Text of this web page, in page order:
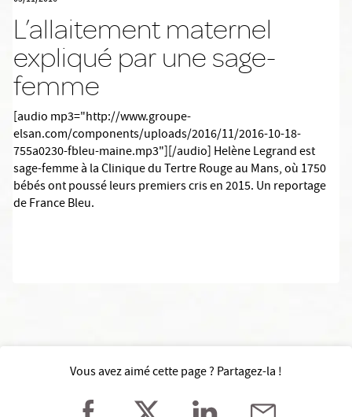
L’allaitement maternel
expliqué par une sage-
femme
[audio mp3="http://www.groupe-
elsan.com/components/uploads/2016/11/2016-10-18-
755a0230-fbleu-maine.mp3"][/audio] Helène Legrand est
sage-femme à la Clinique du Tertre Rouge au Mans, où 1750
bébés ont poussé leurs premiers cris en 2015. Un reportage
de France Bleu.
Vous avez aimé cette page ? Partagez-la !